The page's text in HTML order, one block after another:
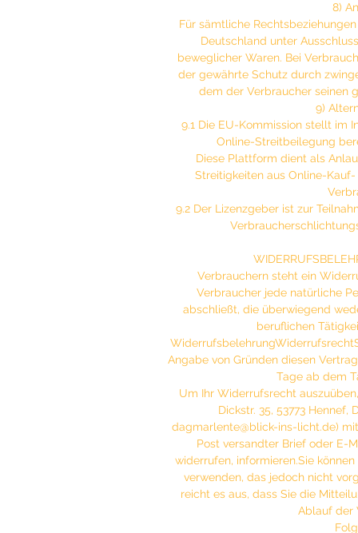
8)
Für sämtliche
Deutschland unter
beweglicher Waren. Bei
der gewährte Schutz durch
dem der Verbraucher seinen
9)
9.1 Die EU-Kommission stellt im
Online-Streitbeilegung
Diese Plattform dient als
Streitigkeiten aus Online-
9.2 Der Lizenzgeber ist zur
Verbrauchern steht ein
Verbraucher jede natürliche
abschließt, die überwiegend
beruflichen
Angabe von Gründen diesen
Tage ab dem
Um Ihr Widerrufsrecht
Dickstr. 35, 53773 Hennef,
dagmarlente@blick-ins-licht.de)
Post versandter Brief oder E-
widerrufen, informieren.Sie
verwenden, das jedoch nicht
reicht es aus, dass Sie die
Ablauf der